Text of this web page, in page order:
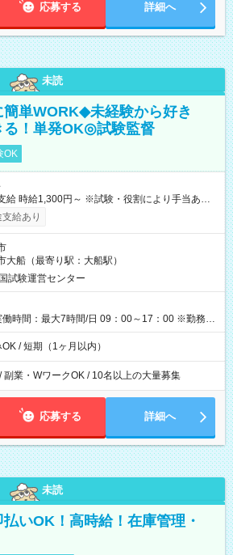
応募する 詳細へ
未読
単WORK◆未経験から好き
る！単発OK◎試験監督
OK
り手当あり
り昇給あり 【即給（前払い）オプションあ
る場合、勤務から1週間ほどで給与の一部を受け
擬試験 8:30～17:30（休憩1時間） 時給1,300円
円＋交通費 ※当日の役割により時給＋100
国家試験 7:00～13:30（休憩なし） 時給1,300
円）×6時間＝日収8,400円＋交通費 【試用期
給あり
大船（最寄り駅：大船駅）
試験運営センター
働時間：最大7時間/日 09：00～17：00 ※勤務時
り異なります。
/ 短期（1ヶ月以内）
副業・WワークOK / 10名以上の大量募集
応募する 詳細へ
未読
いOK！高時給！在庫管理・